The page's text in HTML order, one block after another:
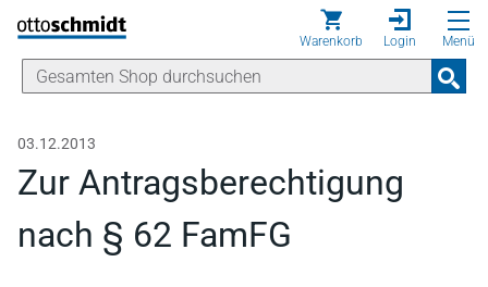
Direkt zum Inhalt
Warenkorb Login Menü
03.12.2013
Zur Antragsberechtigung
nach § 62 FamFG